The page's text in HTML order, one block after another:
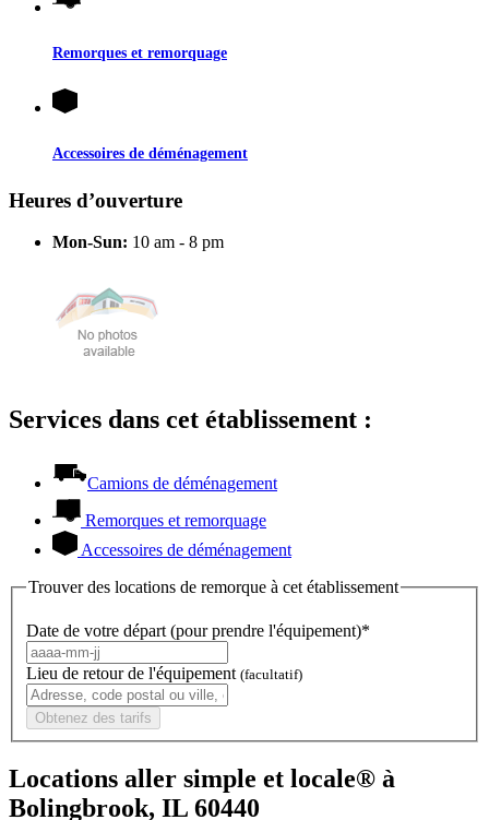
Remorques et remorquage
Accessoires de déménagement
Heures d’ouverture
Mon-Sun: 10 am - 8 pm
Services dans cet établissement :
Camions de déménagement
Remorques et remorquage
Accessoires de déménagement
Trouver des locations de remorque à cet établissement
Date de votre départ (pour prendre l'équipement)*
Lieu de retour de l'équipement (facultatif)
Obtenez des tarifs
Locations aller simple et locale® à
Bolingbrook, IL 60440